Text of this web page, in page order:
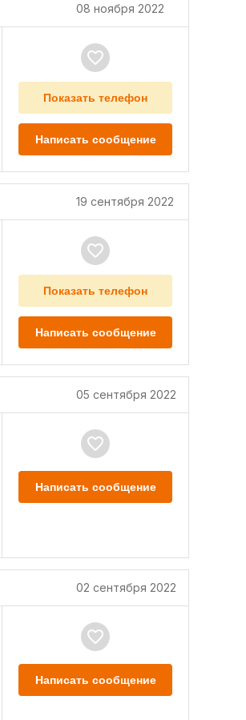
08 ноября 2022
Показать телефон
Написать сообщение
19 сентября 2022
Показать телефон
Написать сообщение
05 сентября 2022
Написать сообщение
02 сентября 2022
Написать сообщение